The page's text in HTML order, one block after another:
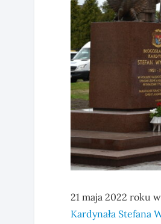
21 maja 2022 roku w
Kardynała Stefana